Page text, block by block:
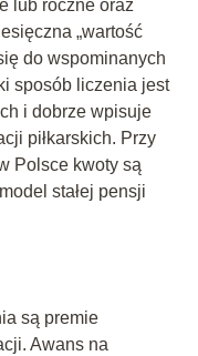
lub roczne oraz
„wartość
do wspominanych
sposób liczenia jest
i dobrze wpisuje
piłkarskich. Przy
Polsce kwoty są
stałej pensji
są premie
Awans na